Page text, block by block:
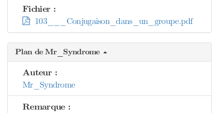
Fichier :
103___Conjugaison_dans_un_groupe.pdf
Plan de Mr_Syndrome
Auteur :
Mr_Syndrome
Remarque :